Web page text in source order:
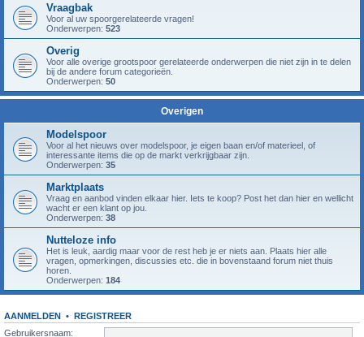
Vraagbak
Voor al uw spoorgerelateerde vragen!
Onderwerpen: 523
Overig
Voor alle overige grootspoor gerelateerde onderwerpen die niet zijn in te delen
bij de andere forum categorieën.
Onderwerpen: 50
Overigen
Modelspoor
Voor al het nieuws over modelspoor, je eigen baan en/of materieel, of
interessante items die op de markt verkrijgbaar zijn.
Onderwerpen: 35
Marktplaats
Vraag en aanbod vinden elkaar hier. Iets te koop? Post het dan hier en wellicht
wacht er een klant op jou.
Onderwerpen: 38
Nutteloze info
Het is leuk, aardig maar voor de rest heb je er niets aan. Plaats hier alle
vragen, opmerkingen, discussies etc. die in bovenstaand forum niet thuis
horen.
Onderwerpen: 184
AANMELDEN • REGISTREER
Gebruikersnaam: